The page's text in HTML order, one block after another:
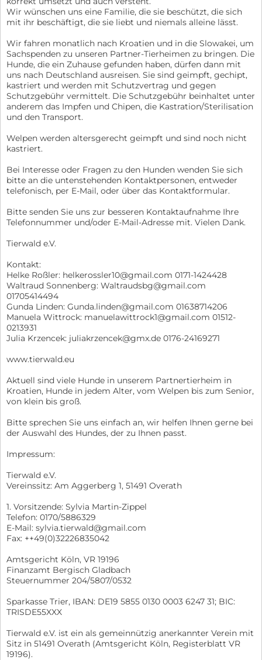
Wir wünschen uns eine Familie, die sie beschützt, die sich
mit ihr beschäftigt, die sie liebt und niemals alleine lässt.
Wir fahren monatlich nach Kroatien und in die Slowakei, um
Sachspenden zu unseren Partner-Tierheimen zu bringen. Die
Hunde, die ein Zuhause gefunden haben, dürfen dann mit
uns nach Deutschland ausreisen. Sie sind geimpft, gechipt,
kastriert und werden mit Schutzvertrag und gegen
Schutzgebühr vermittelt. Die Schutzgebühr beinhaltet unter
anderem das Impfen und Chipen, die Kastration/Sterilisation
und den Transport.
Welpen werden altersgerecht geimpft und sind noch nicht
kastriert.
Bei Interesse oder Fragen zu den Hunden wenden Sie sich
bitte an die untenstehenden Kontaktpersonen, entweder
telefonisch, per E-Mail, oder über das Kontaktformular.
Bitte senden Sie uns zur besseren Kontaktaufnahme Ihre
Telefonnummer und/oder E-Mail-Adresse mit. Vielen Dank.
Tierwald e.V.
Kontakt:
Helke Roßler: helkerossler10@gmail.com 0171-1424428
Waltraud Sonnenberg: Waltraudsbg@gmail.com
01705414494
Gunda Linden: Gunda.linden@gmail.com 01638714206
Manuela Wittrock: manuelawittrock1@gmail.com 01512-
0213931
Julia Krzencek: juliakrzencek@gmx.de 0176-24169271
www.tierwald.eu
Aktuell sind viele Hunde in unserem Partnertierheim in
Kroatien, Hunde in jedem Alter, vom Welpen bis zum Senior,
von klein bis groß.
Bitte sprechen Sie uns einfach an, wir helfen Ihnen gerne bei
der Auswahl des Hundes, der zu Ihnen passt.
Impressum:
Tierwald e.V.
Vereinssitz: Am Aggerberg 1, 51491 Overath
1. Vorsitzende: Sylvia Martin-Zippel
Telefon: 0170/5886329
E-Mail: sylvia.tierwald@gmail.com
Fax: ++49(0)32226835042
Amtsgericht Köln, VR 19196
Finanzamt Bergisch Gladbach
Steuernummer 204/5807/0532
Sparkasse Trier, IBAN: DE19 5855 0130 0003 6247 31; BIC:
TRISDE55XXX
Tierwald e.V. ist ein als gemeinnützig anerkannter Verein mit
Sitz in 51491 Overath (Amtsgericht Köln, Registerblatt VR
19196).